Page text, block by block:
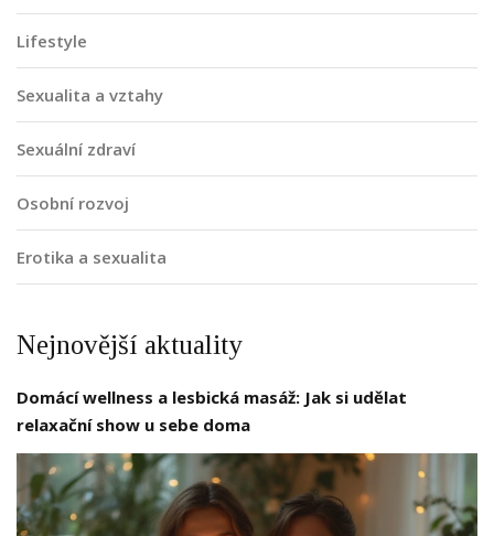
Lifestyle
Sexualita a vztahy
Sexuální zdraví
Osobní rozvoj
Erotika a sexualita
Nejnovější aktuality
Domácí wellness a lesbická masáž: Jak si udělat
relaxační show u sebe doma